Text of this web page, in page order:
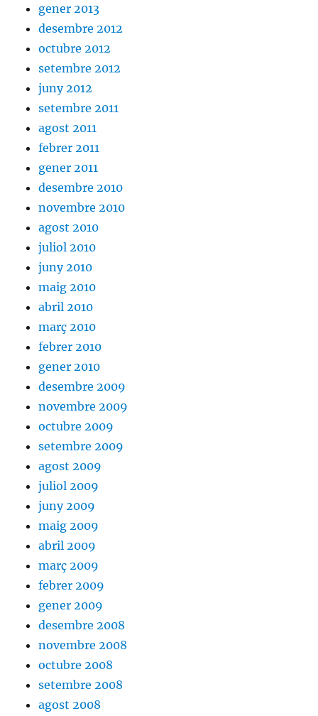
gener 2013
desembre 2012
octubre 2012
setembre 2012
juny 2012
setembre 2011
agost 2011
febrer 2011
gener 2011
desembre 2010
novembre 2010
agost 2010
juliol 2010
juny 2010
maig 2010
abril 2010
març 2010
febrer 2010
gener 2010
desembre 2009
novembre 2009
octubre 2009
setembre 2009
agost 2009
juliol 2009
juny 2009
maig 2009
abril 2009
març 2009
febrer 2009
gener 2009
desembre 2008
novembre 2008
octubre 2008
setembre 2008
agost 2008